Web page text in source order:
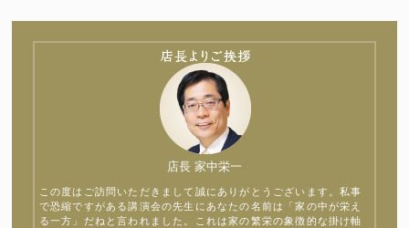
店長 家中栄一
この度はご訪問いただきまして誠にありがとうございます。私事
で恐縮ですがある講演会の先生にあなたの名前は「家の中が栄え
る一方」だねと言われました。これは家の繁栄の象徴的な掛け軸